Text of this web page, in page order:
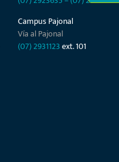
Campus Pajonal
Vía al Pajonal
(07) 2931123ext. 101